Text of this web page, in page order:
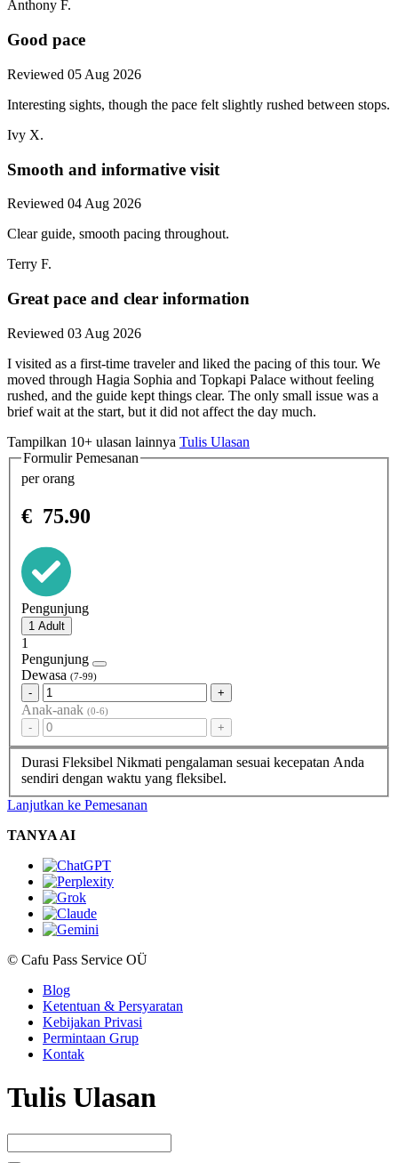
Anthony F.
Good pace
Reviewed 05 Aug 2026
Interesting sights, though the pace felt slightly rushed between stops.
Ivy X.
Smooth and informative visit
Reviewed 04 Aug 2026
Clear guide, smooth pacing throughout.
Terry F.
Great pace and clear information
Reviewed 03 Aug 2026
I visited as a first-time traveler and liked the pacing of this tour. We
moved through Hagia Sophia and Topkapi Palace without feeling
rushed, and the guide kept things clear. The only small issue was a
brief wait at the start, but it did not affect the day much.
Tampilkan 10+ ulasan lainnya Tulis Ulasan
Formulir Pemesanan
per orang
€ 75.90
Pengunjung
1
Pengunjung
Dewasa (7-99)
- +
Anak-anak (0-6)
- +
Durasi Fleksibel Nikmati pengalaman sesuai kecepatan Anda
sendiri dengan waktu yang fleksibel.
Lanjutkan ke Pemesanan
TANYA AI
© Cafu Pass Service OÜ
Blog
Ketentuan & Persyaratan
Kebijakan Privasi
Permintaan Grup
Kontak
Tulis Ulasan